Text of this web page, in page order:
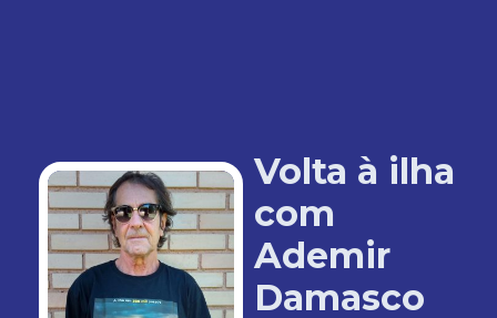
Volta à ilha
com
Ademir
Damasco